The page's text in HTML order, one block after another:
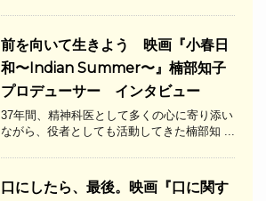
前を向いて生きよう 映画『小春日
和〜Indian Summer〜』楠部知子
プロデューサー インタビュー
37年間、精神科医として多くの心に寄り添い
ながら、役者としても活動してきた楠部知 ...
口にしたら、最後。映画『口に関す